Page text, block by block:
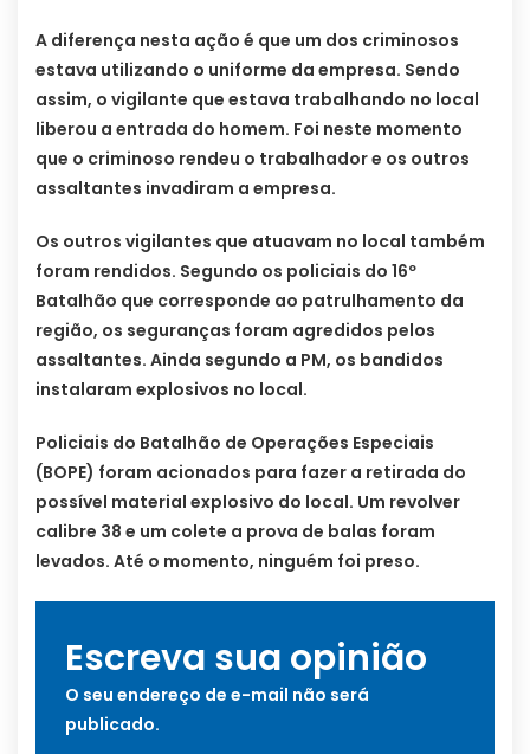
A diferença nesta ação é que um dos criminosos
estava utilizando o uniforme da empresa. Sendo
assim, o vigilante que estava trabalhando no local
liberou a entrada do homem. Foi neste momento
que o criminoso rendeu o trabalhador e os outros
assaltantes invadiram a empresa.
Os outros vigilantes que atuavam no local também
foram rendidos. Segundo os policiais do 16º
Batalhão que corresponde ao patrulhamento da
região, os seguranças foram agredidos pelos
assaltantes. Ainda segundo a PM, os bandidos
instalaram explosivos no local.
Policiais do Batalhão de Operações Especiais
(BOPE) foram acionados para fazer a retirada do
possível material explosivo do local. Um revolver
calibre 38 e um colete a prova de balas foram
levados. Até o momento, ninguém foi preso.
Escreva sua opinião
O seu endereço de e-mail não será
publicado.